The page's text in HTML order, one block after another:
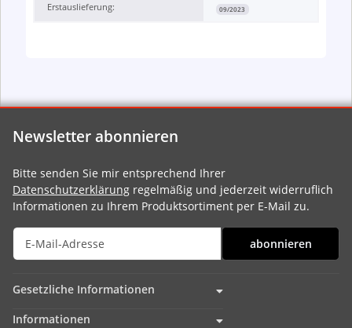
Erstauslieferung: 09/2023
Newsletter abonnieren
Bitte senden Sie mir entsprechend Ihrer
Datenschutzerklärung regelmäßig und jederzeit widerruflich
Informationen zu Ihrem Produktsortiment per E-Mail zu.
abonnieren
Gesetzliche Informationen
Informationen